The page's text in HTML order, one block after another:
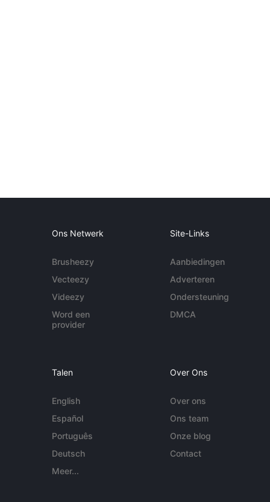
Ons Netwerk
Brusheezy
Vecteezy
Videezy
Word een
provider
Site-Links
Aanbiedingen
Adverteren
Ondersteuning
DMCA
Talen
English
Español
Português
Deutsch
Meer...
Over Ons
Over ons
Ons team
Onze blog
Contact